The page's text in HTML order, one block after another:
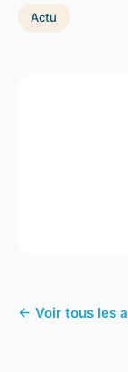
Actu
← Voir tous les